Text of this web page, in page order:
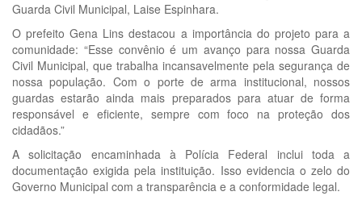
Guarda Civil Municipal, Laise Espinhara.
O prefeito Gena Lins destacou a importância do projeto para a
comunidade: “Esse convênio é um avanço para nossa Guarda
Civil Municipal, que trabalha incansavelmente pela segurança de
nossa população. Com o porte de arma institucional, nossos
guardas estarão ainda mais preparados para atuar de forma
responsável e eficiente, sempre com foco na proteção dos
cidadãos.”
A solicitação encaminhada à Polícia Federal inclui toda a
documentação exigida pela instituição. Isso evidencia o zelo do
Governo Municipal com a transparência e a conformidade legal.